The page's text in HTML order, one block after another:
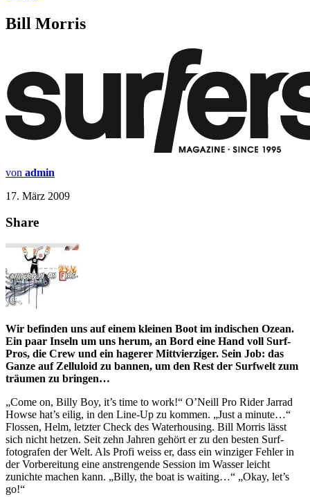
Bill Morris
von admin
17. März 2009
Share
Wir befinden uns auf einem kleinen Boot im indischen Ozean.
Ein paar Inseln um uns herum, an Bord eine Hand voll Surf-
Pros, die Crew und ein hagerer Mittvierziger. Sein Job: das
Ganze auf Zelluloid zu bannen, um den Rest der Surfwelt zum
träumen zu bringen…
„Come on, Billy Boy, it’s time to work!“ O’Neill Pro Rider Jarrad
Howse hat’s eilig, in den Line-Up zu kommen. „Just a minute…“
Flossen, Helm, letzter Check des Waterhousing. Bill Morris lässt
sich nicht hetzen. Seit zehn Jahren gehört er zu den besten Surf-
fotografen der Welt. Als Profi weiss er, dass ein winziger Fehler in
der Vorbereitung eine anstrengende Session im Wasser leicht
zunichte machen kann. „Billy, the boat is waiting…“ „Okay, let’s
go!“